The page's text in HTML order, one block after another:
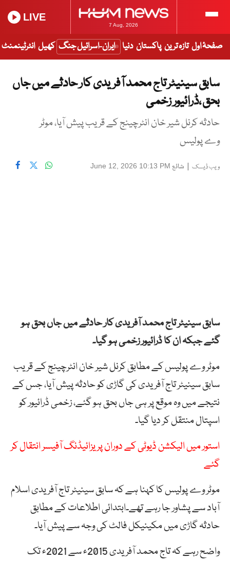
7 Aug, 2026
LIVE
صفحۂ اول تازہ ترین پاکستان دنیا ایران-اسرائیل جنگ کھیل انٹرٹینمنٹ
سابق سینیٹر تاج محمد آفریدی کار حادثے میں جاں
بحق ،ڈرائیور زخمی
حادثہ کرنل شیر خان انٹرچینج کے قریب پیش آیا، موٹر
وے پولیس
ویب ڈیسک | شائع June 12, 2026 10:13 PM
سابق سینیٹر تاج محمد آفریدی کار حادثے میں جاں بحق ہو
گئے جبکہ ان کا ڈرائیور زخمی ہو گیا۔
موٹر وے پولیس کے مطابق کرنل شیر خان انٹرچینج کے قریب
سابق سینیٹر تاج آفریدی کی گاڑی کو حادثہ پیش آیا، جس کے
نتیجے میں وہ موقع پر ہی جاں بحق ہو گئے، زخمی ڈرائیور کو
اسپتال منتقل کر دیا گیا۔
استور میں الیکشن ڈیوٹی کے دوران پریزائیڈنگ آفیسر انتقال کر
گئے
موٹر وے پولیس کا کہنا ہے کہ سابق سینیٹر تاج آفریدی اسلام
آباد سے پشاور جا رہے تھے۔ابتدائی اطلاعات کے مطابق
حادثہ گاڑی میں مکینیکل فالٹ کی وجہ سے پیش آیا۔
واضح رہے کہ تاج محمد آفریدی 2015ء سے 2021ء تک